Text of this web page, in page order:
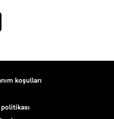
koşulları